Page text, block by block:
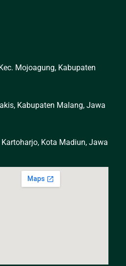
Mojoagung, Kabupaten
Kabupaten Malang, Jawa
Kota Madiun, Jawa